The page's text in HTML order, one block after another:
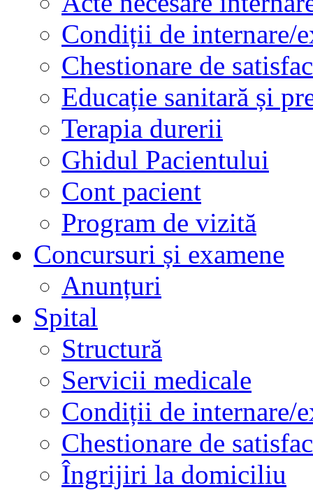
Condiții de internare/
Chestionare de
Educație sanitară și
Terapia durerii
Ghidul Pacientului
Cont pacient
Program de vizită
Concursuri și examene
Anunțuri
Spital
Structură
Servicii medicale
Condiții de internare/
Chestionare de
Îngrijiri la domiciliu